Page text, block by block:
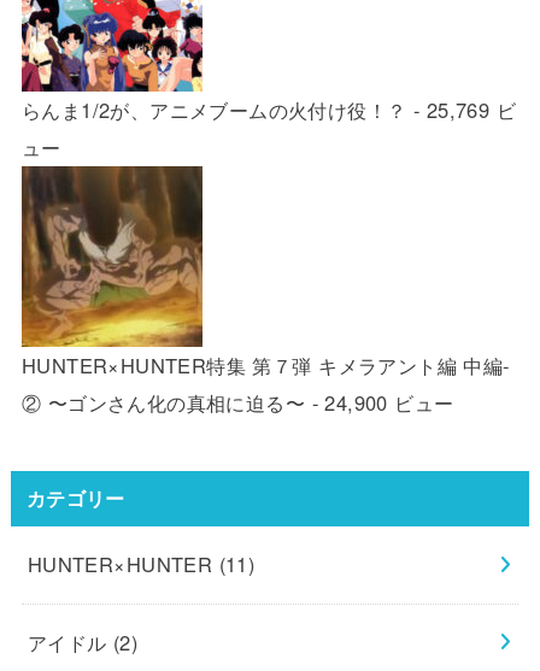
らんま1/2が、アニメブームの火付け役！？ - 25,769 ビ
ュー
HUNTER×HUNTER特集 第７弾 キメラアント編 中編-
② 〜ゴンさん化の真相に迫る〜 - 24,900 ビュー
カテゴリー
HUNTER×HUNTER (11)
アイドル (2)